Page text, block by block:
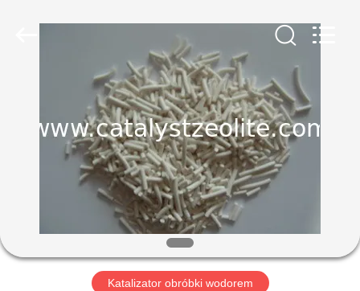
PRODUKTY
WYCIECZKA
Katalizator obróbki wodorem